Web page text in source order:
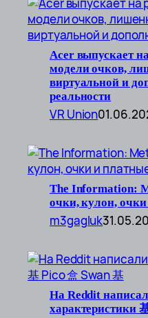
Acer выпускает
модели очков,
виртуальной и
реальности
VR Union
The Information:
очки, кулон,
m3gagluk
На Reddit
характеристики